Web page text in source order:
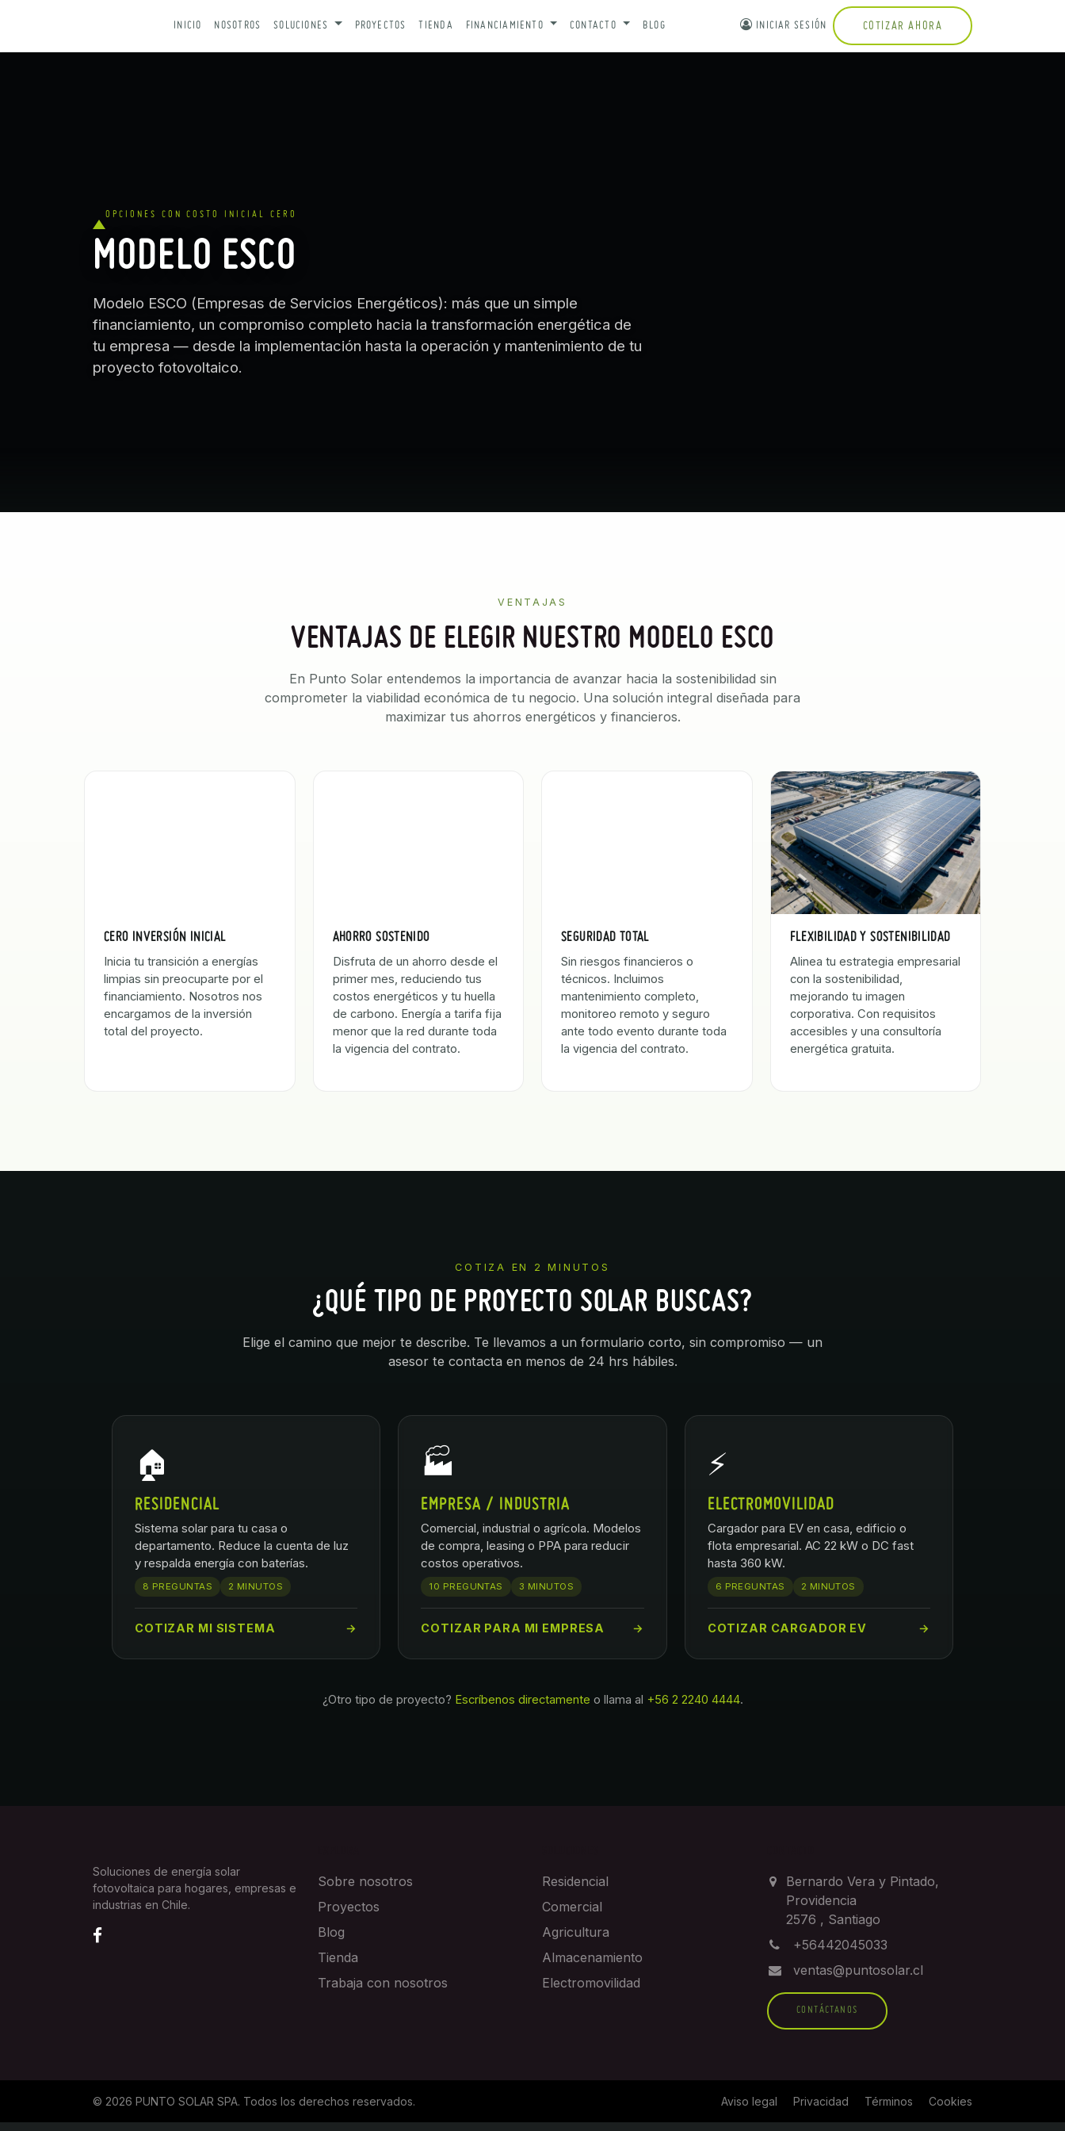
INICIO NOSOTROS SOLUCIONES PROYECTOS TIENDA FINANCIAMIENTO CONTACTO BLOG INICIAR SESIÓN COTIZAR AHORA
OPCIONES CON COSTO INICIAL CERO
MODELO ESCO
Modelo ESCO (Empresas de Servicios Energéticos): más que un simple
financiamiento, un compromiso completo hacia la transformación energética de
tu empresa — desde la implementación hasta la operación y mantenimiento de tu
proyecto fotovoltaico.
VENTAJAS
VENTAJAS DE ELEGIR NUESTRO MODELO ESCO
En Punto Solar entendemos la importancia de avanzar hacia la sostenibilidad sin
comprometer la viabilidad económica de tu negocio. Una solución integral diseñada para
maximizar tus ahorros energéticos y financieros.
CERO INVERSIÓN INICIAL
Inicia tu transición a energías
limpias sin preocuparte por el
financiamiento. Nosotros nos
encargamos de la inversión
total del proyecto.
AHORRO SOSTENIDO
Disfruta de un ahorro desde el
primer mes, reduciendo tus
costos energéticos y tu huella
de carbono. Energía a tarifa fija
menor que la red durante toda
la vigencia del contrato.
SEGURIDAD TOTAL
Sin riesgos financieros o
técnicos. Incluimos
mantenimiento completo,
monitoreo remoto y seguro
ante todo evento durante toda
la vigencia del contrato.
FLEXIBILIDAD Y SOSTENIBILIDAD
Alinea tu estrategia empresarial
con la sostenibilidad,
mejorando tu imagen
corporativa. Con requisitos
accesibles y una consultoría
energética gratuita.
COTIZA EN 2 MINUTOS
¿QUÉ TIPO DE PROYECTO SOLAR BUSCAS?
Elige el camino que mejor te describe. Te llevamos a un formulario corto, sin compromiso — un
asesor te contacta en menos de 24 hrs hábiles.
🏠
RESIDENCIAL
Sistema solar para tu casa o
departamento. Reduce la cuenta de luz
y respalda energía con baterías.
8 PREGUNTAS 2 MINUTOS
COTIZAR MI SISTEMA →
🏭
EMPRESA / INDUSTRIA
Comercial, industrial o agrícola. Modelos
de compra, leasing o PPA para reducir
costos operativos.
10 PREGUNTAS 3 MINUTOS
COTIZAR PARA MI EMPRESA →
⚡
ELECTROMOVILIDAD
Cargador para EV en casa, edificio o
flota empresarial. AC 22 kW o DC fast
hasta 360 kW.
6 PREGUNTAS 2 MINUTOS
COTIZAR CARGADOR EV →
¿Otro tipo de proyecto? Escríbenos directamente o llama al +56 2 2240 4444.
Soluciones de energía solar
fotovoltaica para hogares, empresas e
industrias en Chile.
Sobre nosotros
Proyectos
Blog
Tienda
Trabaja con nosotros
Residencial
Comercial
Agricultura
Almacenamiento
Electromovilidad
Bernardo Vera y Pintado,
Providencia
2576 , Santiago
+56442045033
ventas@puntosolar.cl
CONTÁCTANOS
© 2026 PUNTO SOLAR SPA. Todos los derechos reservados. Aviso legal Privacidad Términos Cookies